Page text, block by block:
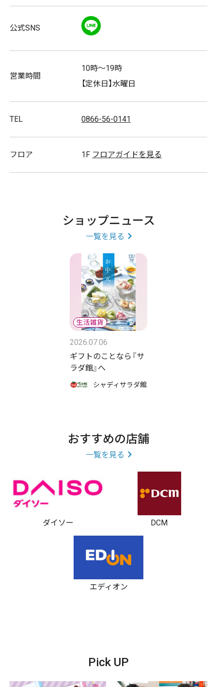
公式SNS
営業時間
10時～19時
【定休日】水曜日
TEL 0866-56-0141
フロア 1F フロアガイドを見る
ショップニュース
一覧を見る
2026.07.06
ギフトのことなら『サ
ラダ館』へ
シャディサラダ館
おすすめの店舗
一覧を見る
ダイソー DCM
エディオン
Pick UP